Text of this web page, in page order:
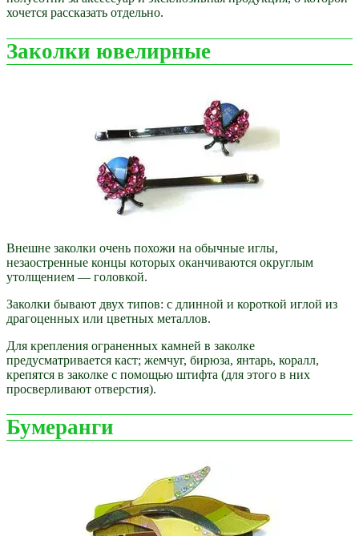
хочется рассказать отдельно.
Заколки ювелирные
Внешне заколки очень похожи на обычные иглы,
незаостренные концы которых оканчиваются округлым
утолщением — головкой.
Заколки бывают двух типов: с длинной и короткой иглой из
драгоценных или цветных металлов.
Для крепления ограненных камней в заколке
предусматривается каст; жемчуг, бирюза, янтарь, коралл,
крепятся в заколке с помощью штифта (для этого в них
просверливают отверстия).
Бумеранги